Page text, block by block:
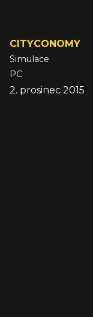
CITYCONOMY
Simulace
PC
2. prosinec 2015